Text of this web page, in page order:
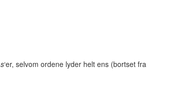
s‘er, selvom ordene lyder helt ens (bortset fra